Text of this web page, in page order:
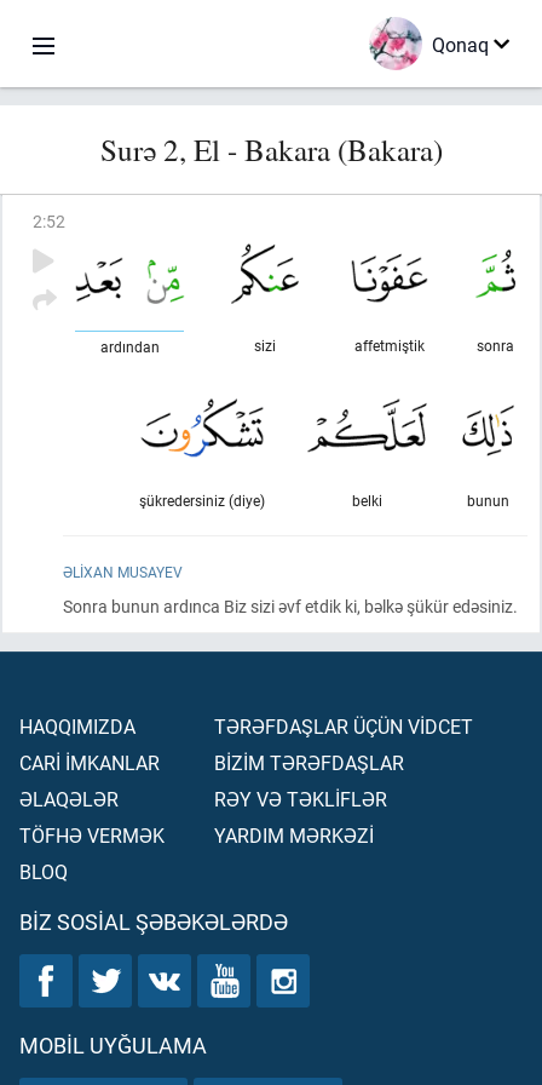
Qonaq
Surə 2, El - Bakara (Bakara)
2:52
sonra
affetmiştik
sizi
ardından
bunun
belki
şükredersiniz (diye)
ƏLIXAN MUSAYEV
Sonra bunun ardınca Biz sizi əvf etdik ki, bəlkə şükür edəsiniz.
HAQQIMIZDA
CARİ İMKANLAR
ƏLAQƏLƏR
TÖFHƏ VERMƏK
BLOQ
TƏRƏFDAŞLAR ÜÇÜN VİDCET
BİZİM TƏRƏFDAŞLAR
RƏY VƏ TƏKLİFLƏR
YARDIM MƏRKƏZİ
BIZ SOSIAL ŞƏBƏKƏLƏRDƏ
MOBIL UYĞULAMA